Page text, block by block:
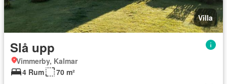
Villa
Slå upp
Vimmerby, Kalmar
4 Rum
70 m²